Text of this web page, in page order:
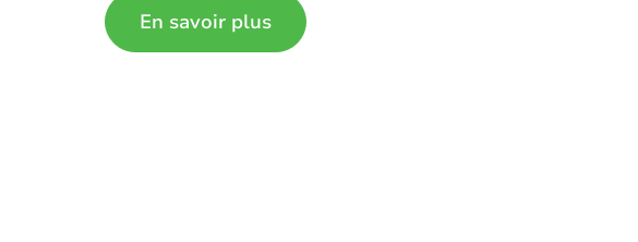
En savoir plus